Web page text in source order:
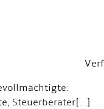
Steuerberater[…]